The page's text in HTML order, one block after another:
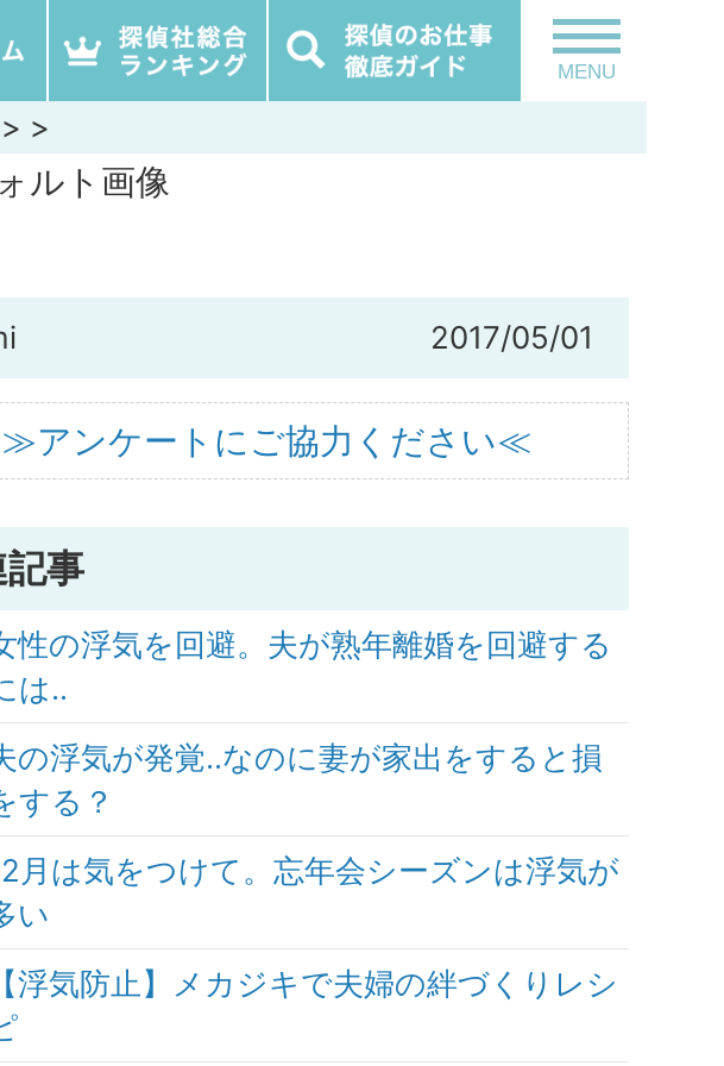
toggle
navigation
MENU
>
2017/05/01
≫アンケートにご協力ください≪
事
性の浮気を回避。夫が熟年離婚を回避する
は..
の浮気が発覚..なのに妻が家出をすると損
する？
月は気をつけて。忘年会シーズンは浮気が
い
浮気防止】メカジキで夫婦の絆づくりレシ